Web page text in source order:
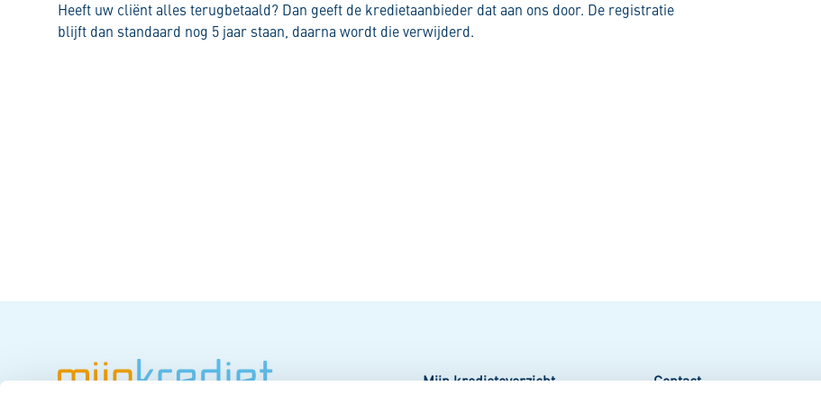
Heeft uw cliënt alles terugbetaald? Dan geeft de kredietaanbieder dat aan ons door. De registratie
blijft dan standaard nog 5 jaar staan, daarna wordt die verwijderd.
Mijn kredietoverzicht Contact